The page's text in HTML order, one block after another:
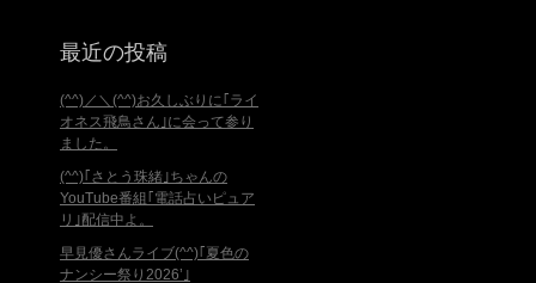
最近の投稿
(^^)／＼(^^)お久しぶりに｢ライ
オネス飛鳥さん｣に会って参り
ました。
(^^)｢さとう珠緒｣ちゃんの
YouTube番組｢電話占いピュア
リ｣配信中よ。
早見優さんライブ(^^)｢夏色の
ナンシー祭り2026’｣